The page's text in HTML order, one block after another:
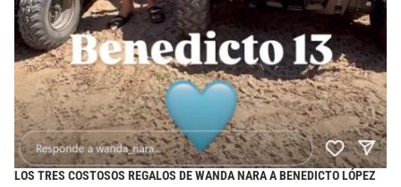
LOS TRES COSTOSOS REGALOS DE WANDA NARA A BENEDICTO LÓPEZ